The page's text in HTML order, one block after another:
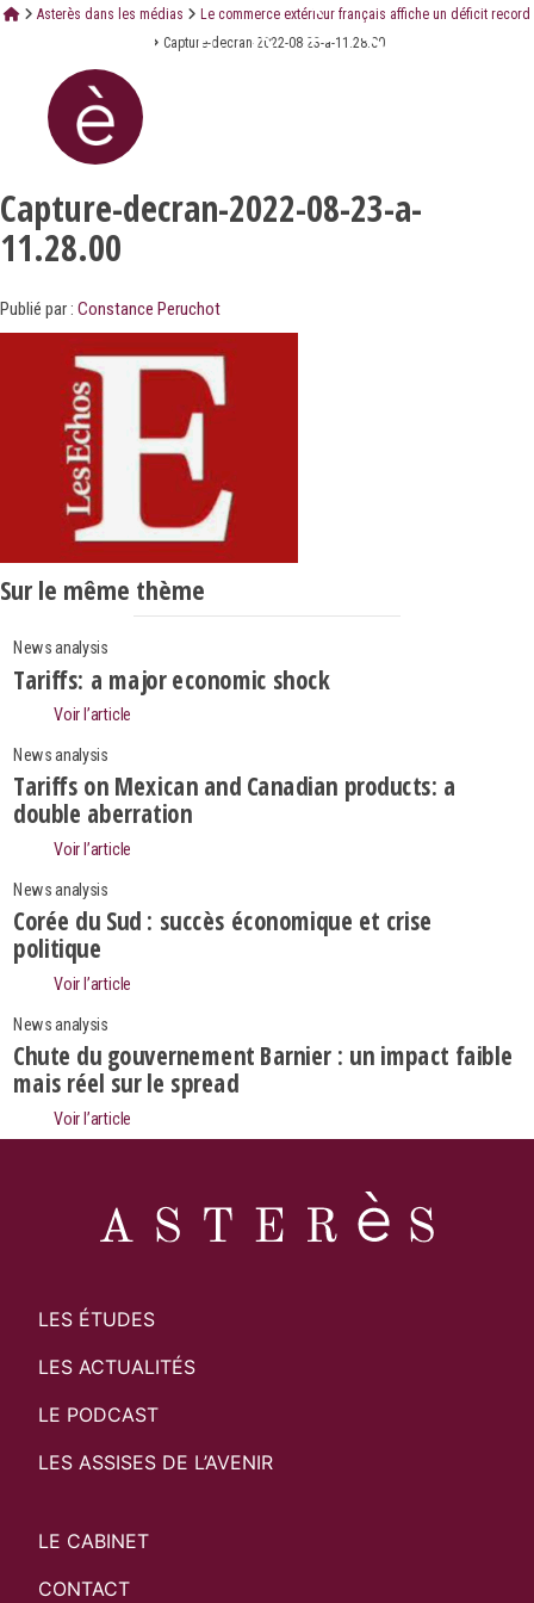
Asterès dans les médias
Le commerce extérieur français affiche un déficit record
Capture-decran-2022-08-23-a-11.28.00
Capture-decran-2022-08-23-a-
11.28.00
Publié par : Constance Peruchot
Sur le même thème
News analysis
Tariffs: a major economic shock
Voir l’article
News analysis
Tariffs on Mexican and Canadian products: a
double aberration
Voir l’article
News analysis
Corée du Sud : succès économique et crise
politique
Voir l’article
News analysis
Chute du gouvernement Barnier : un impact faible
mais réel sur le spread
Voir l’article
LES ÉTUDES
LES ACTUALITÉS
LE PODCAST
LES ASSISES DE L’AVENIR
LE CABINET
CONTACT